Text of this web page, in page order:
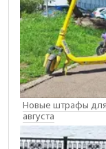
Новые штрафы для
августа